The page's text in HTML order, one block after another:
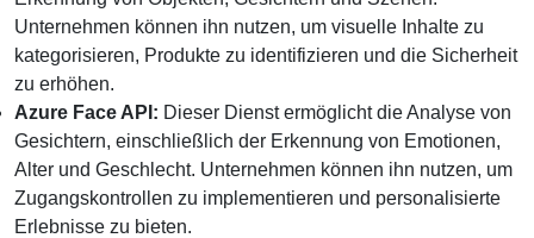
Unternehmen können ihn nutzen, um visuelle Inhalte zu
kategorisieren, Produkte zu identifizieren und die Sicherheit
zu erhöhen.
Azure Face API: Dieser Dienst ermöglicht die Analyse von
Gesichtern, einschließlich der Erkennung von Emotionen,
Alter und Geschlecht. Unternehmen können ihn nutzen, um
Zugangskontrollen zu implementieren und personalisierte
Erlebnisse zu bieten.